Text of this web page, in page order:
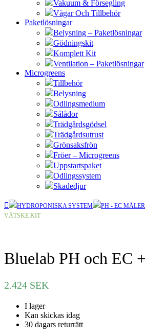
Vakuum & Försegling
Vågar Och Tillbehör
Paketlösningar
Belysning – Paketlösningar
Gödningskit
Komplett Kit
Ventilation – Paketlösningar
Microgreens
Tillbehör
Belysning
Odlingsmedium
Sålådor
Trädgårdsgödsel
Trädgårdsutrust
Grönsaksfrön
Fröer – Microgreens
Uppstartspaket
Odlingssystem
Skadedjur
HYDROPONISKA SYSTEM PH - EC
VÄTSKE KIT
Bluelab PH och EC
2.424 SEK
I lager
Kan skickas idag
30 dagars returrätt